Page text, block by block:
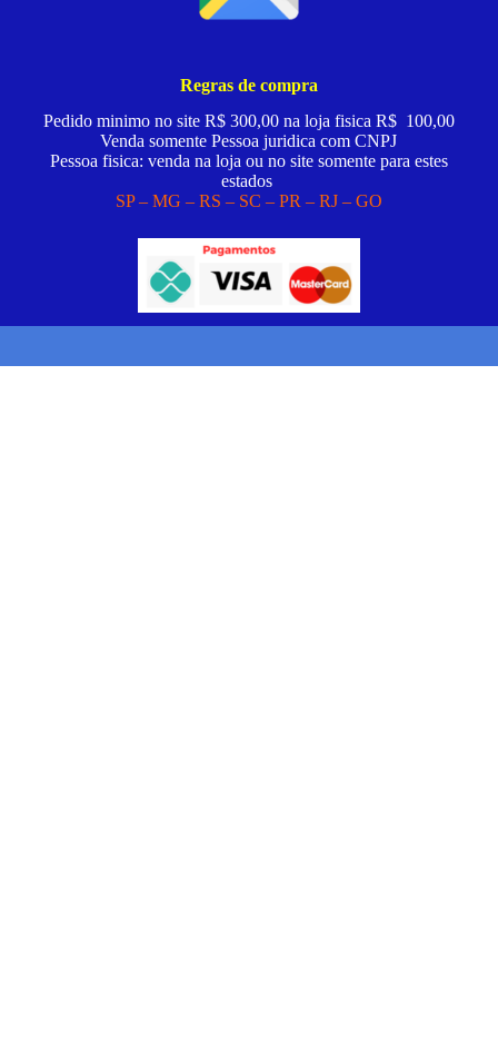
Regras de compra
Pedido minimo no site R$ 300,00 na loja fisica R$ 100,00
Venda somente Pessoa juridica com CNPJ
Pessoa fisica: venda na loja ou no site somente para estes
estados
SP – MG – RS – SC – PR – RJ – GO